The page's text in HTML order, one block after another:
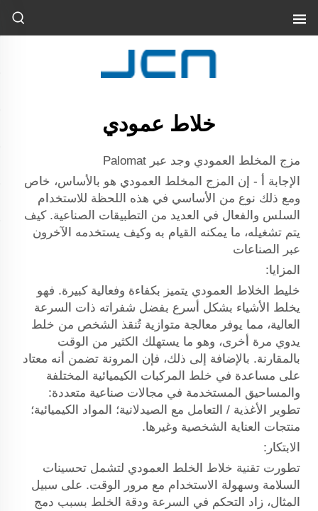
خلاط عمودي
مزج المخلط العمودي وجد عبر Palomat
الإجابة أ - إن المزج المخلط العمودي هو بالأساس، خاص
ومع ذلك نوع من الأساسي في هذه اللحظة للاستخدام
السلس والفعال في العديد من التطبيقات الصناعية. كيف
يتم تشغيله، ما يمكنه القيام به وكيف يستخدمه الآخرون
عبر الصناعات
المزايا:
خليط الخلاط العمودي يتميز بكفاءة وفعالية كبيرة. فهو
يخلط الأشياء بشكل أسرع بفضل شفراته ذات السرعة
العالية، مما يوفر معالجة متوازية تُنقذ الشخص من خلط
يدوي مرة أخرى، وهو ما يستهلك الكثير من الوقت
بالمقارنة. بالإضافة إلى ذلك، فإن المرونة تضمن أنه معتاد
على مساعدة في خلط المركبات الكيميائية المختلفة
والمساحيق المستخدمة في مجالات صناعية متعددة:
تطوير الأغذية / التعامل مع الصيدلانية؛ المواد الكيميائية؛
منتجات العناية الشخصية وغيرها.
الابتكار:
تطورت تقنية خلاط الخلط العمودي لتشمل تحسينات
السلامة وسهولة الاستخدام مع مرور الوقت. على سبيل
المثال، زاد التحكم في السرعة ودقة الخلط بسبب دمج